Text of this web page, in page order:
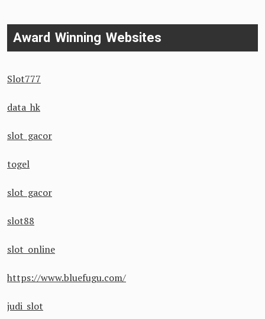
Award Winning Websites
Slot777
data hk
slot gacor
togel
slot gacor
slot88
slot online
https://www.bluefugu.com/
judi slot